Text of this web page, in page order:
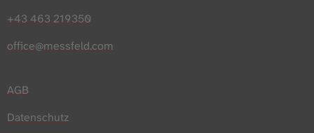
+43 463 219350
office@messfeld.com
AGB
Datenschutz